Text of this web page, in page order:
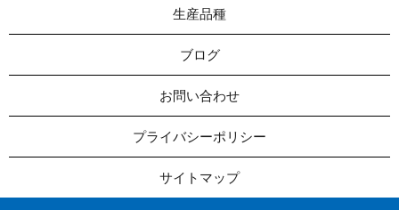
生産品種
ブログ
お問い合わせ
プライバシーポリシー
サイトマップ